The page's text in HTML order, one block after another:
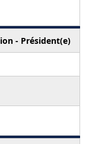
- Président(e)